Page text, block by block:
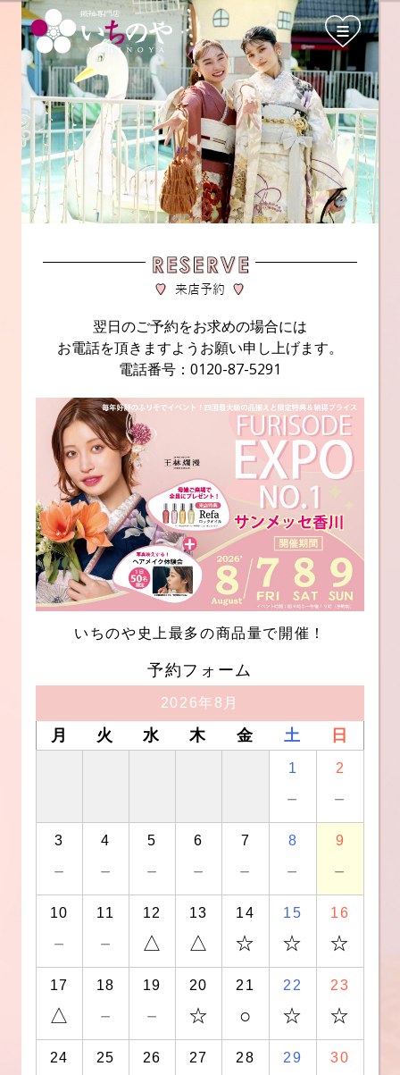
翌日のご予約をお求めの場合には
お電話を頂きますようお願い申し上げます。
電話番号：0120-87-5291
いちのや史上最多の商品量で開催！
予約フォーム
2026年8月
月 火 水 木 金 土 日
1
－
2
－
3
－
4
－
5
－
6
－
7
－
8
－
9
－
10
－
11
－
12
△
13
△
14
☆
15
☆
16
☆
17
△
18
－
19
－
20
☆
21
○
22
☆
23
☆
24 25 26 27 28 29 30